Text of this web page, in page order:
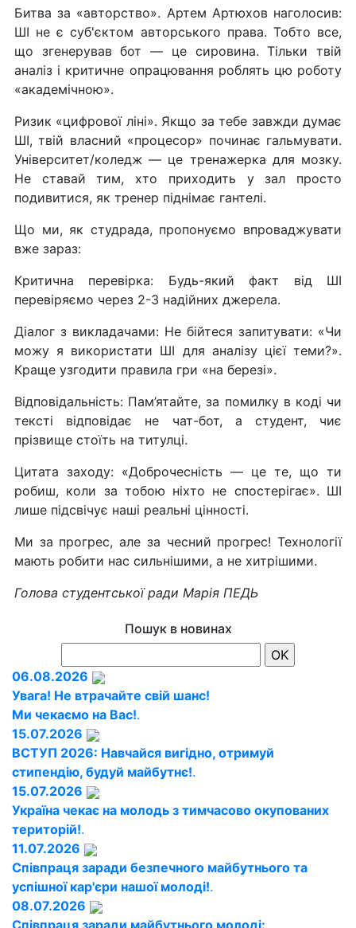
Битва за «авторство». Артем Артюхов наголосив:
ШІ не є суб'єктом авторського права. Тобто все,
що згенерував бот — це сировина. Тільки твій
аналіз і критичне опрацювання роблять цю роботу
«академічною».
Ризик «цифрової ліні». Якщо за тебе завжди думає
ШІ, твій власний «процесор» починає гальмувати.
Університет/коледж — це тренажерка для мозку.
Не ставай тим, хто приходить у зал просто
подивитися, як тренер піднімає гантелі.
Що ми, як студрада, пропонуємо впроваджувати
вже зараз:
Критична перевірка: Будь-який факт від ШІ
перевіряємо через 2-3 надійних джерела.
Діалог з викладачами: Не бійтеся запитувати: «Чи
можу я використати ШІ для аналізу цієї теми?».
Краще узгодити правила гри «на березі».
Відповідальність: Пам’ятайте, за помилку в коді чи
тексті відповідає не чат-бот, а студент, чиє
прізвище стоїть на титулці.
Цитата заходу: «Доброчесність — це те, що ти
робиш, коли за тобою ніхто не спостерігає». ШІ
лише підсвічує наші реальні цінності.
Ми за прогрес, але за чесний прогрес! Технології
мають робити нас сильнішими, а не хитрішими.
Голова студентської ради Марія ПЕДЬ
Пошук в новинах
06.08.2026
Увага! Не втрачайте свій шанс!
Ми чекаємо на Вас!.
15.07.2026
ВСТУП 2026: Навчайся вигідно, отримуй
стипендію, будуй майбутнє!.
15.07.2026
Україна чекає на молодь з тимчасово окупованих
територій!.
11.07.2026
Співпраця заради безпечного майбутнього та
успішної кар'єри нашої молоді!.
08.07.2026
Співпраця заради майбутнього молоді: